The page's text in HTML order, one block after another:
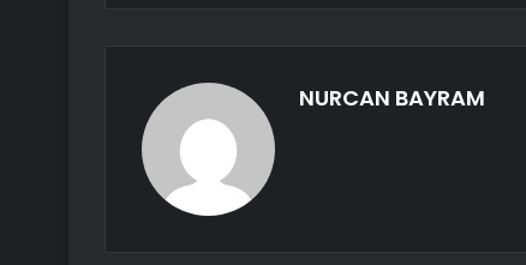
NURCAN BAYRAM